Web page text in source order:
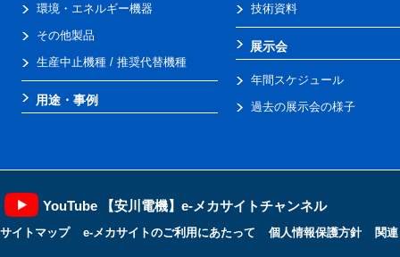
環境・エネルギー機器
その他製品
生産中止機種 / 推奨代替機種
用途・事例
技術資料
展示会
年間スケジュール
過去の展示会の様子
YouTube 【安川電機】e-メカサイトチャンネル
サイトマップ e-メカサイトのご利用にあたって 個人情報保護方針 関